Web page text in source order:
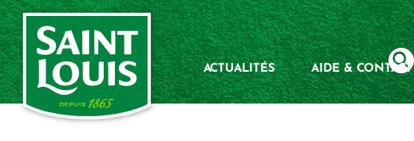
ACTUALITÉS AIDE & CONTACT